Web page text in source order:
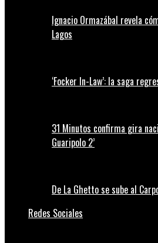
Ignacio Ormazábal revela
Lagos
‘Focker In-Law’: la saga
31 Minutos confirma gira
Guaripolo 2’
De La Ghetto se sube al
Redes Sociales